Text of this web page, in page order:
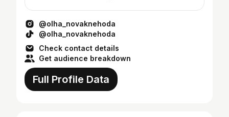
@olha_novaknehoda
@olha_novaknehoda
Check contact details
Get audience breakdown
Full Profile Data